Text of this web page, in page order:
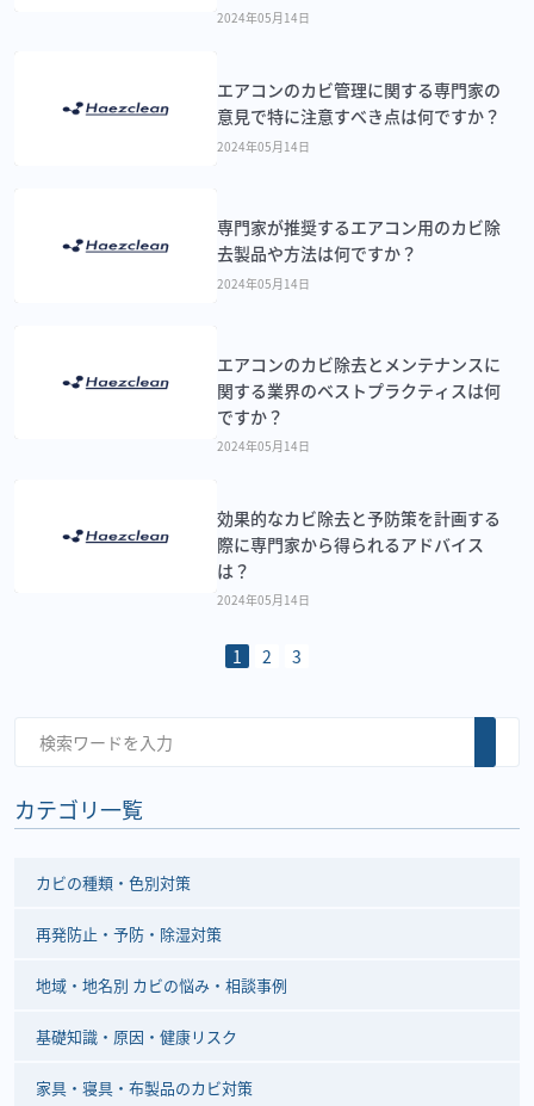
2024年05月14日
エアコンのカビ管理に関する専門家の
意見で特に注意すべき点は何ですか？
2024年05月14日
専門家が推奨するエアコン用のカビ除
去製品や方法は何ですか？
2024年05月14日
エアコンのカビ除去とメンテナンスに
関する業界のベストプラクティスは何
ですか？
2024年05月14日
効果的なカビ除去と予防策を計画する
際に専門家から得られるアドバイス
は？
2024年05月14日
1 2 3
カテゴリ一覧
カビの種類・色別対策
再発防止・予防・除湿対策
地域・地名別 カビの悩み・相談事例
基礎知識・原因・健康リスク
家具・寝具・布製品のカビ対策